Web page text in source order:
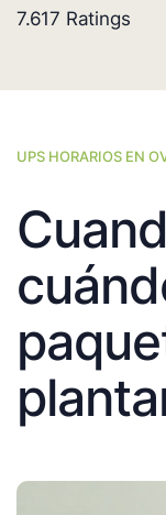
7.617 Ratings
UPS HORARIOS EN